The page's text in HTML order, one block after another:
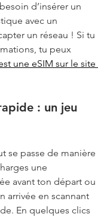
d’insérer un
avec un
un réseau ! Si tu
tu peux
une eSIM sur le site
: un jeu
se passe de manière
une
avant ton départ ou
arrivée en scannant
En quelques clics